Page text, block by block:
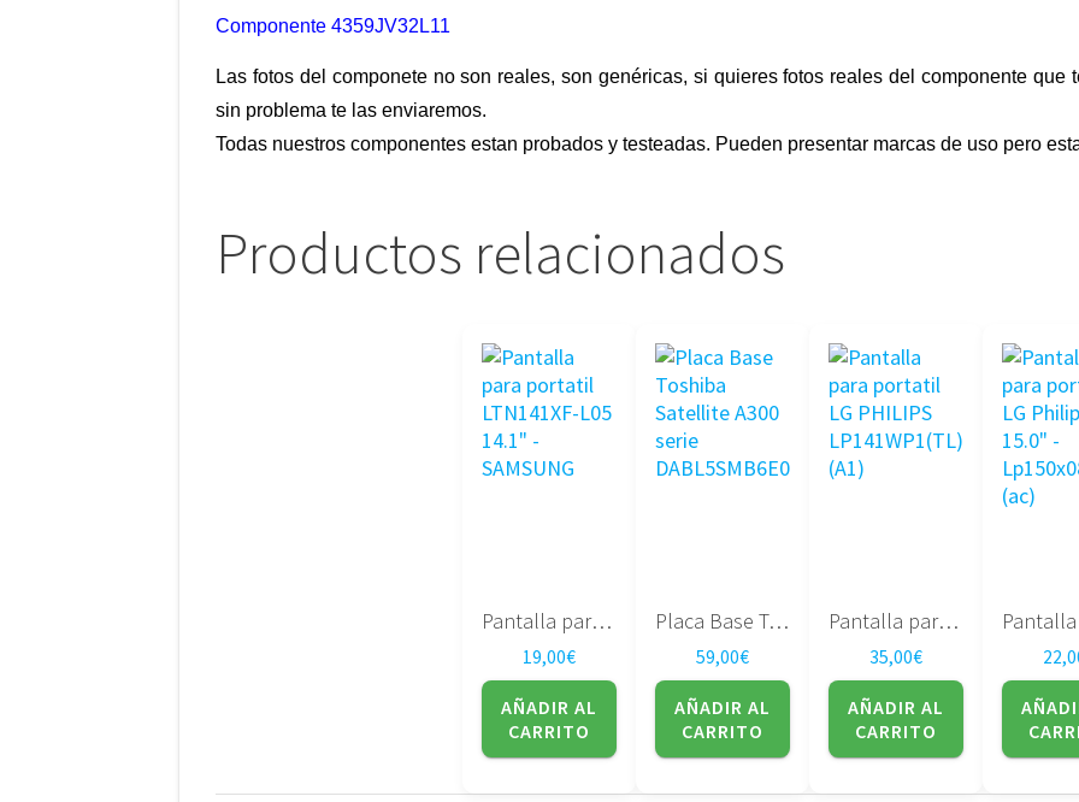
Componente 4359JV32L11
Las fotos del componete no son reales, son genéricas, si quieres fotos reales del componente que
sin problema te las enviaremos.
Todas nuestros componentes estan probados y testeadas. Pueden presentar marcas de uso pero
Productos relacionados
Pantalla para portatil LTN141XF-L05 14.1″ – SAMSUNG
19,00€
AÑADIR AL
CARRITO
Placa Base Toshiba Satellite A300 serie DABL5SMB6E0
59,00€
AÑADIR AL
CARRITO
Pantalla para portatil LG PHILIPS LP141WP1(TL)(A1)
35,00€
AÑADIR AL
CARRITO